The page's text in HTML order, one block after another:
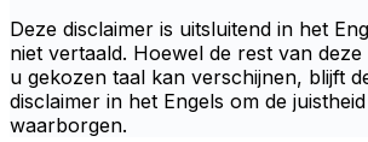
Deze disclaimer is uitsluitend in het
niet vertaald. Hoewel de rest van
u gekozen taal kan verschijnen, blijft
disclaimer in het Engels om de
waarborgen.